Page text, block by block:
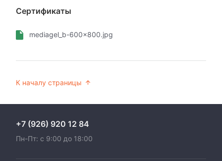
Сертификаты
mediagel_b-600x800.jpg
К началу страницы
+7 (926) 920 12 84
Пн-Пт: с 9:00 до 18:00